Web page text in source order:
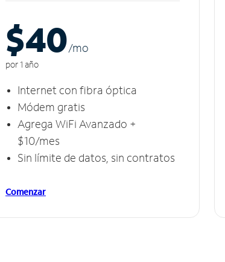
$40/mo
por 1 año
Internet con fibra óptica
Módem gratis
Agrega WiFi Avanzado +
$10/mes
Sin límite de datos, sin contratos
Comenzar